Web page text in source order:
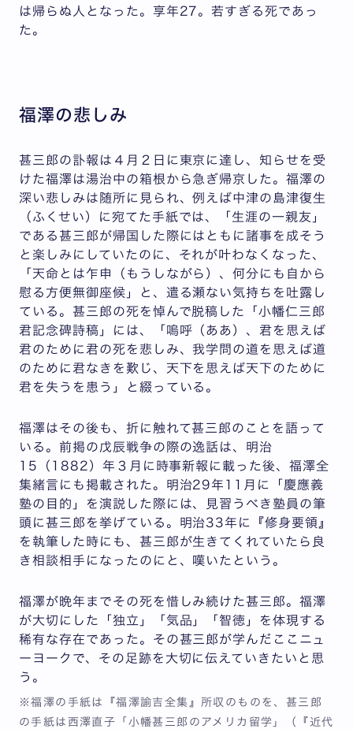
は帰らぬ人となった。享年27。若すぎる死であっ
た。
福澤の悲しみ
甚三郎の訃報は４月２日に東京に達し、知らせを受
けた福澤は湯治中の箱根から急ぎ帰京した。福澤の
深い悲しみは随所に見られ、例えば中津の島津復生
（ふくせい）に宛てた手紙では、「生涯の一親友」
である甚三郎が帰国した際にはともに諸事を成そう
と楽しみにしていたのに、それが叶わなくなった、
「天命とは乍申（もうしながら）、何分にも自から
慰る方便無御座候」と、遣る瀬ない気持ちを吐露し
ている。甚三郎の死を悼んで脱稿した「小幡仁三郎
君記念碑詩稿」には、「嗚呼（ああ）、君を思えば
君のために君の死を悲しみ、我学問の道を思えば道
のために君なきを歎じ、天下を思えば天下のために
君を失うを患う」と綴っている。
福澤はその後も、折に触れて甚三郎のことを語って
いる。前掲の戊辰戦争の際の逸話は、明治
15（1882）年３月に時事新報に載った後、福澤全
集緒言にも掲載された。明治29年11月に「慶應義
塾の目的」を演説した際には、見習うべき塾員の筆
頭に甚三郎を挙げている。明治33年に『修身要領』
を執筆した時にも、甚三郎が生きてくれていたら良
き相談相手になったのにと、嘆いたという。
福澤が晩年までその死を惜しみ続けた甚三郎。福澤
が大切にした「独立」「気品」「智徳」を体現する
稀有な存在であった。その甚三郎が学んだここニュ
ーヨークで、その足跡を大切に伝えていきたいと思
う。
※福澤の手紙は『福澤諭吉全集』所収のものを、甚三郎
の手紙は西澤直子「小幡甚三郎のアメリカ留学」（『近代